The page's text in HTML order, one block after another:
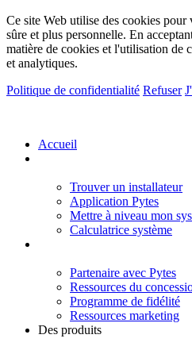
Ce site Web utilise des cookies
sûre et plus personnelle. En
matière de cookies et l'utilisation de
et analytiques.
Politique de confidentialité Refuser
Accueil
Trouver un installateur
Application Pytes
Mettre à niveau mon
Calculatrice système
Partenaire avec Pytes
Ressources du
Programme de fidélité
Ressources marketing
Des produits